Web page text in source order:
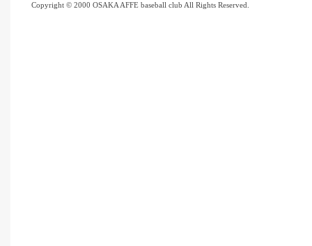
Copyright © 2000 OSAKA AFFE baseball club All Rights Reserved.